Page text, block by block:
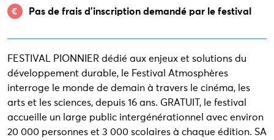
Pas de frais d’inscription demandé par le festival
FESTIVAL PIONNIER dédié aux enjeux et solutions du
développement durable, le Festival Atmosphères
interroge le monde de demain à travers le cinéma, les
arts et les sciences, depuis 16 ans. GRATUIT, le festival
accueille un large public intergénérationnel avec environ
20 000 personnes et 3 000 scolaires à chaque édition. SA